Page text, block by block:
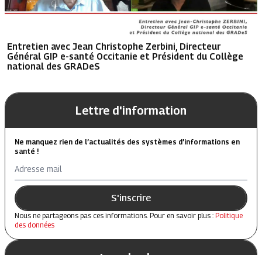
Entretien avec Jean Christophe Zerbini, Directeur
Général GIP e-santé Occitanie et Président du Collège
national des GRADeS
Lettre d'information
Ne manquez rien de l’actualités des systèmes d’informations en
santé !
Adresse mail
S'inscrire
Nous ne partageons pas ces informations. Pour en savoir plus : Politique
des données